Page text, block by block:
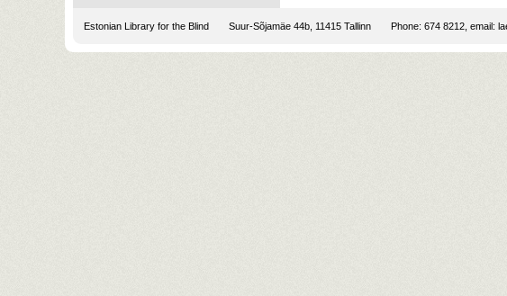
Estonian Library for the Blind Suur-Sõjamäe 44b, 11415 Tallinn Phone: 674 8212, email: